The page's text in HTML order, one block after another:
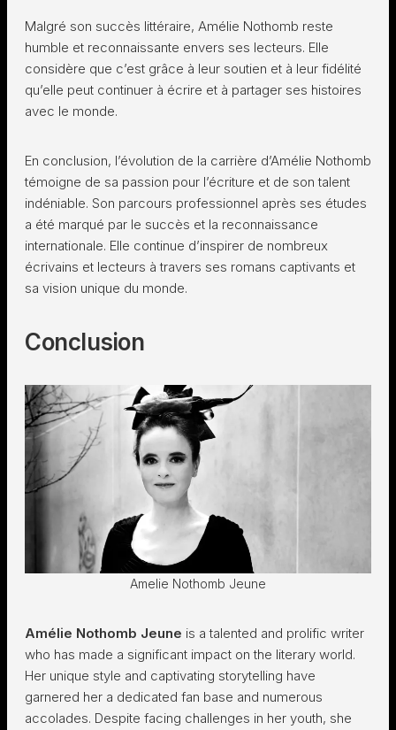
Malgré son succès littéraire, Amélie Nothomb reste
humble et reconnaissante envers ses lecteurs. Elle
considère que c’est grâce à leur soutien et à leur fidélité
qu’elle peut continuer à écrire et à partager ses histoires
avec le monde.
En conclusion, l’évolution de la carrière d’Amélie Nothomb
témoigne de sa passion pour l’écriture et de son talent
indéniable. Son parcours professionnel après ses études
a été marqué par le succès et la reconnaissance
internationale. Elle continue d’inspirer de nombreux
écrivains et lecteurs à travers ses romans captivants et
sa vision unique du monde.
Conclusion
Amelie Nothomb Jeune
Amélie Nothomb Jeune is a talented and prolific writer
who has made a significant impact on the literary world.
Her unique style and captivating storytelling have
garnered her a dedicated fan base and numerous
accolades. Despite facing challenges in her youth, she